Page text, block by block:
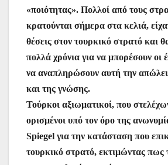
«ποιότητας». Πολλοί από τους
κρατούνται σήμερα στα κελιά,
θέσεις στον τουρκικό στρατό και
πολλά χρόνια για να μπορέσουν οι
να αναπληρώσουν αυτή την
και της γνώσης.
Τούρκοι αξιωματικοί, που
ορισμένοι υπό τον όρο της
Spiegel για την κατάσταση που
τουρκικό στρατό, εκτιμώντας πως